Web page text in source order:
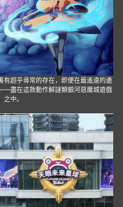
有超乎尋常的存在，即便在最遙遠的邊
盡在這款動作解謎類銀河惡魔城遊戲
之中。